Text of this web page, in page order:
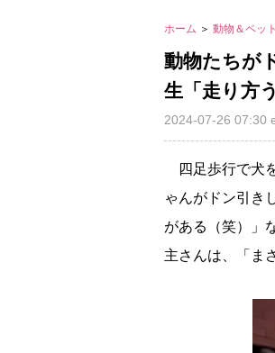
ホーム ＞ 動物＆ペット
動物たちが
生「走り方
2024-07-26 07:30
四足歩行で犬
ゃんがドン引き
がある（笑）」
主さんは、「ま